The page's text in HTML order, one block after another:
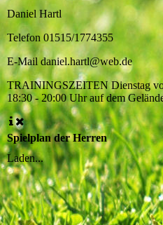
Daniel Hartl
Telefon 01515/1774355
E-Maildaniel.hartl@web.de
TRAININGSZEITENDienstag
18:30 - 20:00 Uhr auf dem
Spielplan der Herren